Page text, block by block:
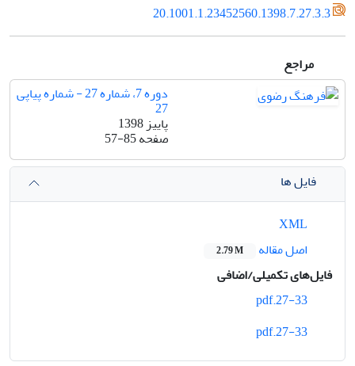
20.1001.1.23452560.1398.7.27.3.3
مراجع
دوره 7، شماره 27 - شماره پیاپی
27
پاییز 1398
صفحه57-85
فایل ها
اصل مقاله
2.79 M
فایل‌های تکمیلی/اضافی